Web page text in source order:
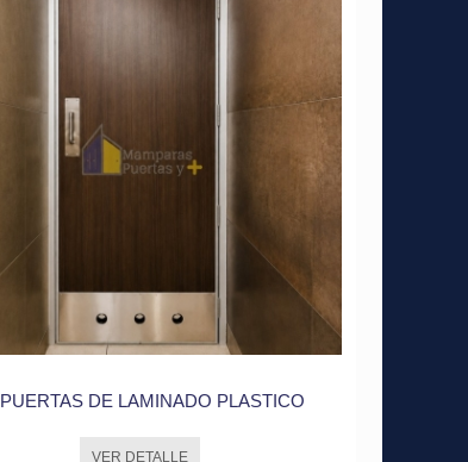
PUERTAS DE LAMINADO PLASTICO
VER DETALLE